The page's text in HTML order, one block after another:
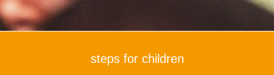
steps for children